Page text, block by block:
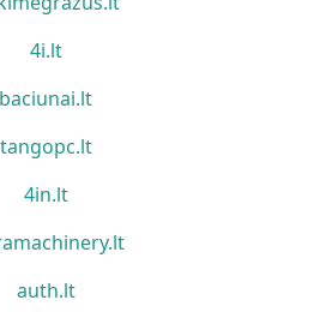
4i.lt
baciunai.lt
tangopc.lt
4in.lt
auth.lt